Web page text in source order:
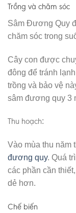
Trồng và chăm sóc
Sâm Đương Quy
chăm sóc trong
Cây con được
đông để tránh
trồng và bảo vệ
sâm đương quy 3
Thu hoạch:
Vào mùa thu năm
đương quy. Quá
các phần cần
dẻ hơn.
Chế biến